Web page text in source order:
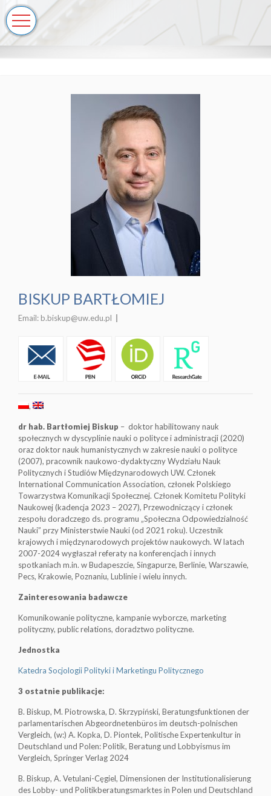
BISKUP BARTŁOMIEJ
Email: b.biskup@uw.edu.pl
dr hab. Bartłomiej Biskup – doktor habilitowany nauk
społecznych w dyscyplinie nauki o polityce i administracji (2020)
oraz doktor nauk humanistycznych w zakresie nauki o polityce
(2007), pracownik naukowo-dydaktyczny Wydziału Nauk
Politycznych i Studiów Międzynarodowych UW. Członek
International Communication Association, członek Polskiego
Towarzystwa Komunikacji Społecznej. Członek Komitetu Polityki
Naukowej (kadencja 2023 – 2027), Przewodniczący i członek
zespołu doradczego ds. programu „Społeczna Odpowiedzialność
Nauki” przy Ministerstwie Nauki (od 2021 roku). Uczestnik
krajowych i międzynarodowych projektów naukowych. W latach
2007-2024 wygłaszał referaty na konferencjach i innych
spotkaniach m.in. w Budapeszcie, Singapurze, Berlinie, Warszawie,
Pecs, Krakowie, Poznaniu, Lublinie i wielu innych.
Zainteresowania badawcze
Komunikowanie polityczne, kampanie wyborcze, marketing
polityczny, public relations, doradztwo polityczne.
Jednostka
Katedra Socjologii Polityki i Marketingu Politycznego
3 ostatnie publikacje:
B. Biskup, M. Piotrowska, D. Skrzypiński, Beratungsfunktionen der
parlamentarischen Abgeordnetenbüros im deutsch-polnischen
Vergleich, (w:) A. Kopka, D. Piontek, Politische Expertenkultur in
Deutschland und Polen: Politik, Beratung und Lobbyismus im
Vergleich, Springer Verlag 2024
B. Biskup, A. Vetulani-Cęgiel, Dimensionen der Institutionalisierung
des Lobby- und Politikberatungsmarktes in Polen und Deutschland